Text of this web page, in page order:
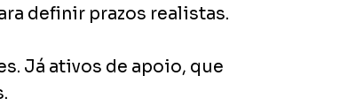
definir prazos realistas.
Já ativos de apoio, que